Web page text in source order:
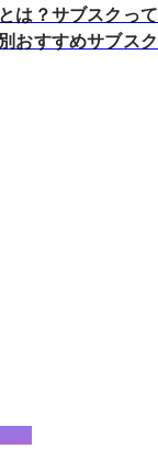
は？サブスクっ
おすすめサブス